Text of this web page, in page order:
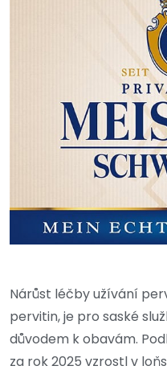
Nárůst léčby užívání
pervitin, je pro saské
důvodem k obavám.
za rok 2025 vzrostl v